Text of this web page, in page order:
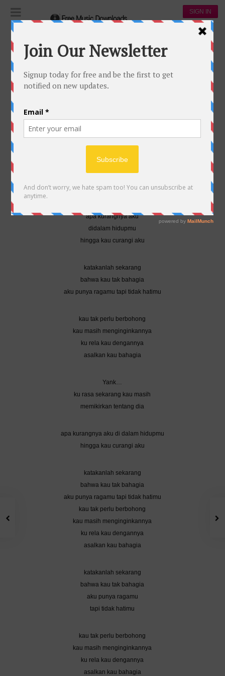
SIGN IN
memikirkan tentang dia
apa kurangnya aku
didalam hidupmu
hingga kau curangi aku
katakanlah sekarang
bahwa kau tak bahagia
aku punya ragamu tapi tidak hatimu
kau tak perlu berbohong
kau masih menginginkannya
ku rela kau dengannya
asalkan kau bahagia
Yank…
ku rasa sekarang kau masih
memikirkan tentang dia
apa kurangnya aku di dalam hidupmu
hingga kau curangi aku
katakanlah sekarang
bahwa kau tak bahagia
aku punya ragamu tapi tidak hatimu
kau tak perlu berbohong
kau masih menginginkannya
ku rela kau dengannya
asalkan kau bahagia
katakanlah sekarang
bahwa kau tak bahagia
aku punya ragamu
tapi tidak hatimu
kau tak perlu berbohong
kau masih menginginkannya
ku rela kau dengannya
asalkan kau bahagia